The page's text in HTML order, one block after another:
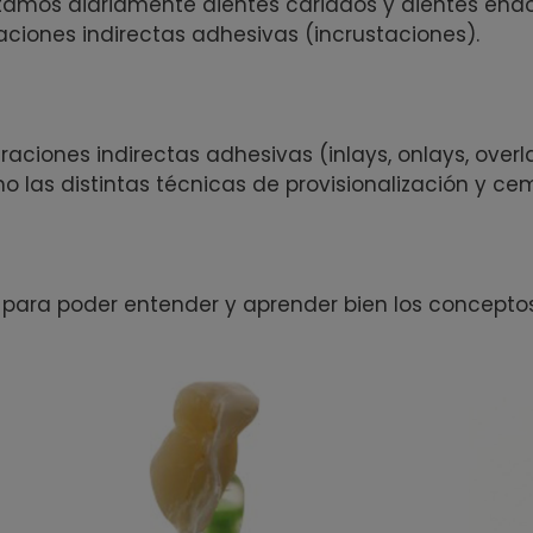
indirectas adhesivas (incrustaciones).
indirectas adhesivas (inlays, onlays,
las distintas técnicas de provisionalización y
poder entender y aprender bien los